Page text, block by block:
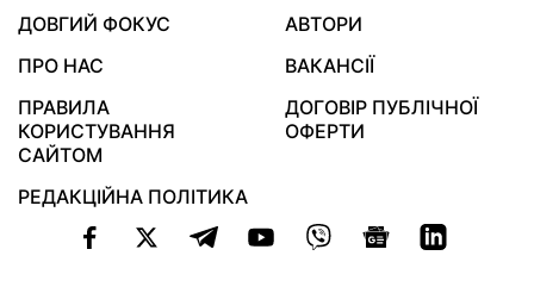
ДОВГИЙ ФОКУС
АВТОРИ
ПРО НАС
ВАКАНСІЇ
ПРАВИЛА
КОРИСТУВАННЯ
САЙТОМ
ДОГОВІР ПУБЛІЧНОЇ
ОФЕРТИ
РЕДАКЦІЙНА ПОЛІТИКА